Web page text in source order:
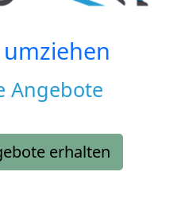
Angebote
erhalten